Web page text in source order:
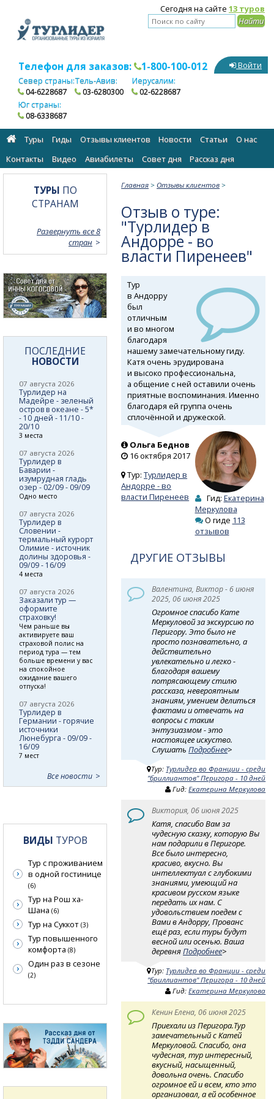
Сегодня на сайте 13 туров
Телефон для заказов: 1-800-100-012
Север страны:
04-6228687
Тель-Авив:
03-6280300
Иерусалим:
02-6228687
Юг страны:
08-6338687
Войти
Туры Гиды Отзывы клиентов Новости Статьи
О нас
Контакты
Видео Авиабилеты Cовет дня Рассказ дня
Главная > Отзывы клиентов >
Отзыв о туре:
"Турлидер в
Андорре - во
власти Пиренеев"
Тур
в Андорру
был
отличным
и во многом
благодаря
нашему замечательному гиду.
Катя очень эрудирована
и высоко профессиональна,
а общение с ней оставили очень
приятные воспоминания. Именно
благодаря ей группа очень
сплочённой и дружеской.
Ольга Беднов
16 октября 2017
Тур:Турлидер в
Андорре - во
власти Пиренеев
Гид: Екатерина
Меркулова
О гиде 113
отзывов
ДРУГИЕ ОТЗЫВЫ
Валентина, Виктор - 6 июня
2025, 06 июня 2025
Огромное спасибо Кате
Меркуловой за экскурсию по
Перигору. Это было не
просто познавательно, а
действительно
увлекательно и легко -
благодаря вашему
потрясающему стилю
рассказа, невероятным
знаниям, умением делиться
фактами и отвечать на
вопросы с таким
энтузиазмом - это
настоящее искуство.
СлушатьПодробнее>
Тур: Турлидер во Франции - среди
"бриллиантов" Перигора - 10 дней
Гид:Екатерина Меркулова
Виктория, 06 июня 2025
Катя, спасибо Вам за
чудесную сказку, которую Вы
нам подарили в Перигоре.
Все было интересно,
красиво, вкусно. Вы
интеллектуал с глубокими
знаниями, умеющий на
красивом русском языке
передать их нам. С
удовольствием поедем с
Вами в Андорру, Прованс
ещё раз, если туры будут
весной или осенью. Ваша
деревняПодробнее>
Тур: Турлидер во Франции - среди
"бриллиантов" Перигора - 10 дней
Гид:Екатерина Меркулова
Кенин Елена, 06 июня 2025
Приехали из Перигора.Тур
замечательный с Катей
Меркуловой. Спасибо, она
чудесная, тур интересный,
вкусный, насыщенный,
довольна очень. Спасибо
огромное ей и всем, кто это
организовал, а ей особенное
ТУРЫ ПО
СТРАНАМ
Развернуть все 8
стран
ПОСЛЕДНИЕ
НОВОСТИ
07 августа 2026
Турлидер на
Мадейре - зеленый
остров в океане - 5*
- 10 дней - 11/10 -
20/10
3 места
07 августа 2026
Турлидер в
Баварии -
изумрудная гладь
озер - 02/09 - 09/09
Одно место
07 августа 2026
Турлидер в
Словении -
термальный курорт
Олимие - источник
долины здоровья -
09/09 - 16/09
4 места
07 августа 2026
Заказали тур —
оформите
страховку!
Чем раньше вы
активируете ваш
страховой полис на
период тура — тем
больше времени у вас
на спокойное
ожидание вашего
отпуска!
07 августа 2026
Турлидер в
Германии - горячие
источники
Люнебурга - 09/09 -
16/09
7 мест
Все новости
ВИДЫ ТУРОВ
Тур с проживанием
в одной гостинице
(6)
Тур на Рош ха-
Шана (6)
Тур на Суккот (3)
Тур повышенного
комфорта (8)
Один раз в сезоне
(2)